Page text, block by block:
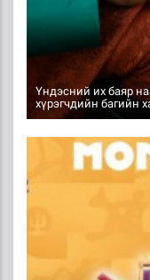
Үндэсний их баяр
хүрэгчдийн багийн